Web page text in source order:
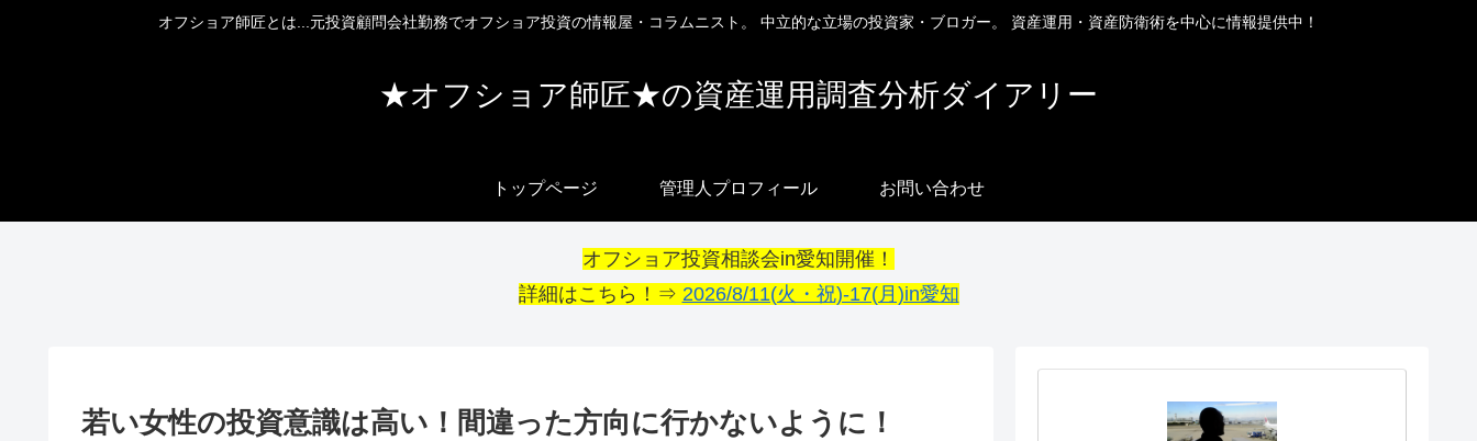
オフショア師匠とは...元投資顧問会社勤務でオフショア投資の情報屋・コラムニスト。 中立的な立場の投資家・ブロガー。 資産運用・資産防衛術を中心に情報提供中！
★オフショア師匠★の資産運用調査分析ダイアリー
トップページ 管理人プロフィール お問い合わせ
オフショア投資相談会in愛知開催！
詳細はこちら！⇒ 2026/8/11(火・祝)-17(月)in愛知
若い女性の投資意識は高い！間違った方向に行かないように！